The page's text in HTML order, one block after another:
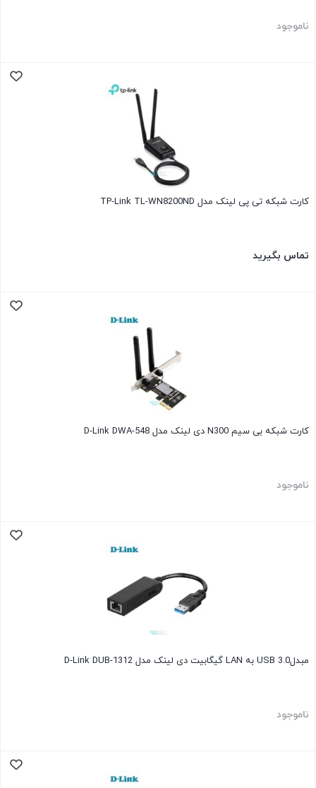
ناموجود
کارت شبکه تی پی لینک مدل TP-Link TL-WN8200ND
تماس بگیرید
کارت شبکه بی سیم N300 دی لینک مدل D-Link DWA-548
ناموجود
مبدلUSB 3.0 به LAN گیگابیت دی لینک مدل D-Link DUB-1312
ناموجود